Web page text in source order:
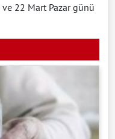
22 Mart Pazar günü